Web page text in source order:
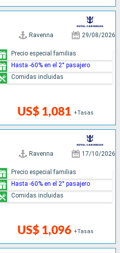
Ravenna 29/08/2026
US$ 1,081 +Tasas
Precio especial familias
Hasta -60% en el 2° pasajero
Comidas incluidas
Ravenna 17/10/2026
US$ 1,096 +Tasas
Precio especial familias
Hasta -60% en el 2° pasajero
Comidas incluidas